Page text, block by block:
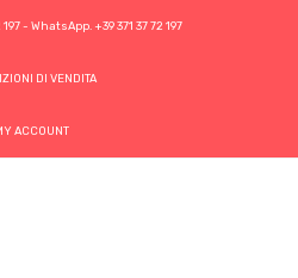
197- WhatsApp. +39 371 37 72 197
DI VENDITA
ACCOUNT